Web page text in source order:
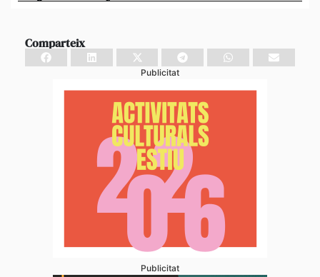
Comparteix
Publicitat
Publicitat